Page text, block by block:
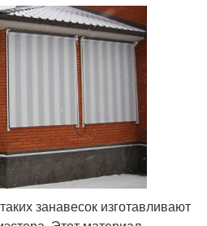
занавесок изготавливают